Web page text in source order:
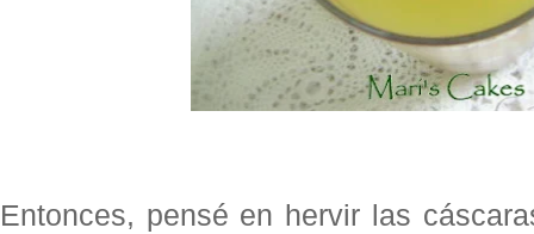
Entonces, pensé en hervir las